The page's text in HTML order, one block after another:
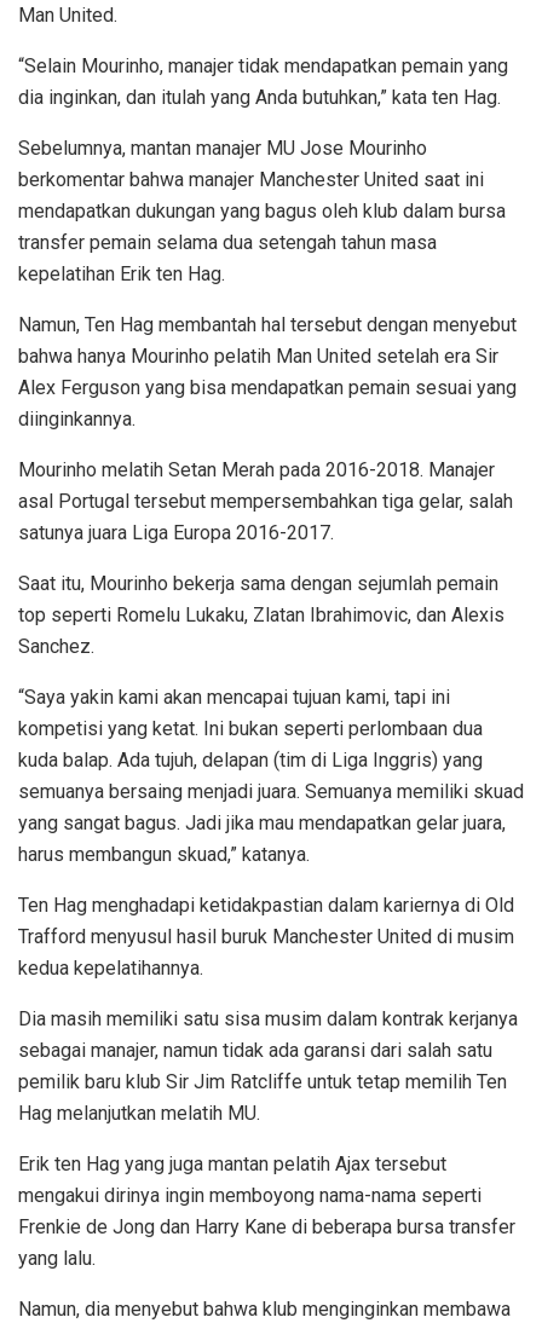
Man United.
“Selain Mourinho, manajer tidak mendapatkan pemain yang
dia inginkan, dan itulah yang Anda butuhkan,” kata ten Hag.
Sebelumnya, mantan manajer MU Jose Mourinho
berkomentar bahwa manajer Manchester United saat ini
mendapatkan dukungan yang bagus oleh klub dalam bursa
transfer pemain selama dua setengah tahun masa
kepelatihan Erik ten Hag.
Namun, Ten Hag membantah hal tersebut dengan menyebut
bahwa hanya Mourinho pelatih Man United setelah era Sir
Alex Ferguson yang bisa mendapatkan pemain sesuai yang
diinginkannya.
Mourinho melatih Setan Merah pada 2016-2018. Manajer
asal Portugal tersebut mempersembahkan tiga gelar, salah
satunya juara Liga Europa 2016-2017.
Saat itu, Mourinho bekerja sama dengan sejumlah pemain
top seperti Romelu Lukaku, Zlatan Ibrahimovic, dan Alexis
Sanchez.
“Saya yakin kami akan mencapai tujuan kami, tapi ini
kompetisi yang ketat. Ini bukan seperti perlombaan dua
kuda balap. Ada tujuh, delapan (tim di Liga Inggris) yang
semuanya bersaing menjadi juara. Semuanya memiliki skuad
yang sangat bagus. Jadi jika mau mendapatkan gelar juara,
harus membangun skuad,” katanya.
Ten Hag menghadapi ketidakpastian dalam kariernya di Old
Trafford menyusul hasil buruk Manchester United di musim
kedua kepelatihannya.
Dia masih memiliki satu sisa musim dalam kontrak kerjanya
sebagai manajer, namun tidak ada garansi dari salah satu
pemilik baru klub Sir Jim Ratcliffe untuk tetap memilih Ten
Hag melanjutkan melatih MU.
Erik ten Hag yang juga mantan pelatih Ajax tersebut
mengakui dirinya ingin memboyong nama-nama seperti
Frenkie de Jong dan Harry Kane di beberapa bursa transfer
yang lalu.
Namun, dia menyebut bahwa klub menginginkan membawa